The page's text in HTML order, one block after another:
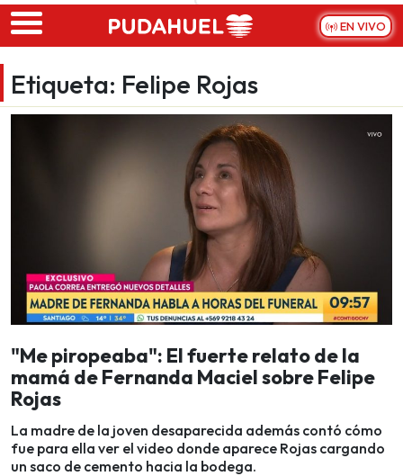
Skip to main content
EN VIVO
Etiqueta: Felipe Rojas
"Me piropeaba": El fuerte relato de la
mamá de Fernanda Maciel sobre Felipe
Rojas
La madre de la joven desaparecida además contó cómo
fue para ella ver el video donde aparece Rojas cargando
un saco de cemento hacia la bodega.